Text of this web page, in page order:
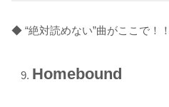
◆ “絶対読めない”曲がここで！！
Homebound